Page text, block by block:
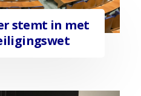
stemt in met